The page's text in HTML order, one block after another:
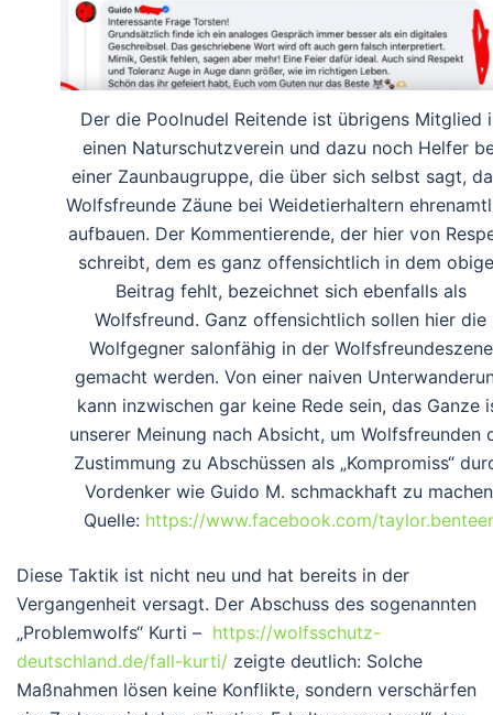
Der die Poolnudel Reitende ist übrigens Mitglied
einen Naturschutzverein und dazu noch Helfer
einer Zaunbaugruppe, die über sich selbst sagt,
Wolfsfreunde Zäune bei Weidetierhaltern
aufbauen. Der Kommentierende, der hier von
schreibt, dem es ganz offensichtlich in dem
Beitrag fehlt, bezeichnet sich ebenfalls als
Wolfsfreund. Ganz offensichtlich sollen hier die
Wolfgegner salonfähig in der Wolfsfreundeszene
gemacht werden. Von einer naiven
kann inzwischen gar keine Rede sein, das Ganze
unserer Meinung nach Absicht, um Wolfsfreunden
Zustimmung zu Abschüssen als „Kompromiss“
Vordenker wie Guido M. schmackhaft zu
Quelle: https://www.facebook.com/
Diese Taktik ist nicht neu und hat bereits in der
Vergangenheit versagt. Der Abschuss des sogenannten
„Problemwolfs“ Kurti – https://wolfsschutz-
deutschland.de/fall-kurti/ zeigte deutlich: Solche
Maßnahmen lösen keine Konflikte, sondern verschärfen